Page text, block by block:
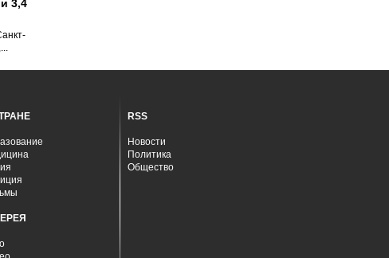
3,4
RSS
Новости
Политика
Общество